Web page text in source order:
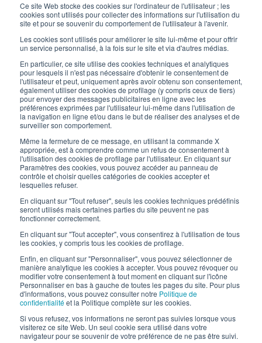
Ce site Web stocke des cookies sur l'ordinateur de l'utilisateur ; les
cookies sont utilisés pour collecter des informations sur l'utilisation du
site et pour se souvenir du comportement de l'utilisateur à l'avenir.
Les cookies sont utilisés pour améliorer le site lui-même et pour offrir
un service personnalisé, à la fois sur le site et via d'autres médias.
En particulier, ce site utilise des cookies techniques et analytiques
pour lesquels il n'est pas nécessaire d'obtenir le consentement de
l'utilisateur et peut, uniquement après avoir obtenu son consentement,
également utiliser des cookies de profilage (y compris ceux de tiers)
pour envoyer des messages publicitaires en ligne avec les
préférences exprimées par l'utilisateur lui-même dans l'utilisation de
la navigation en ligne et/ou dans le but de réaliser des analyses et de
surveiller son comportement.
Même la fermeture de ce message, en utilisant la commande X
appropriée, est à comprendre comme un refus de consentement à
l'utilisation des cookies de profilage par l'utilisateur. En cliquant sur
Paramètres des cookies, vous pouvez accéder au panneau de
contrôle et choisir quelles catégories de cookies accepter et
lesquelles refuser.
En cliquant sur "Tout refuser", seuls les cookies techniques prédéfinis
seront utilisés mais certaines parties du site peuvent ne pas
fonctionner correctement.
En cliquant sur "Tout accepter", vous consentirez à l'utilisation de tous
les cookies, y compris tous les cookies de profilage.
Enfin, en cliquant sur "Personnaliser", vous pouvez sélectionner de
manière analytique les cookies à accepter. Vous pouvez révoquer ou
modifier votre consentement à tout moment en cliquant sur l'icône
Personnaliser en bas à gauche de toutes les pages du site. Pour plus
d'informations, vous pouvez consulter notre Politique de
confidentialitéet la Politique complète sur les cookies.
Si vous refusez, vos informations ne seront pas suivies lorsque vous
visiterez ce site Web. Un seul cookie sera utilisé dans votre
navigateur pour se souvenir de votre préférence de ne pas être suivi.
Magasin:
Lundi / Vendredi
8:30-12:00 - 13:30-17:00
LIENS UTILES
Inscrivez-vous à notre newsletter
Travaillez avec nous
Les emballages d’Interfluid
Projet de transformation numérique
RESTEZ À JOUR
SUIVEZ-NOUS SUR
© 2026 Interfluid srl • Tutti i diritti riservati